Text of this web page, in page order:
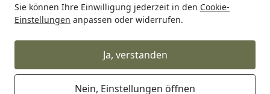
Sie können Ihre Einwilligung jederzeit in den Cookie-
Einstellungen anpassen oder widerrufen.
Ja, verstanden
Nein, Einstellungen öffnen
Startseite
Alles für den Garten Gartenhaus Zubehör für
Kunststoff Dachrinnenset 420A für